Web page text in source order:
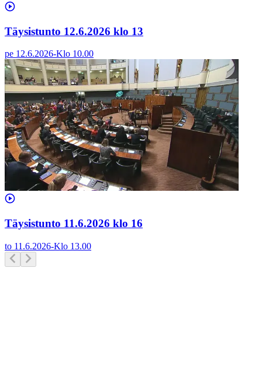
Täysistunto 12.6.2026 klo 13
pe 12.6.2026-Klo 10.00
Täysistunto 11.6.2026 klo 16
to 11.6.2026-Klo 13.00